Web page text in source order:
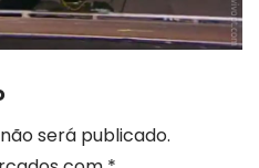
será publicado.